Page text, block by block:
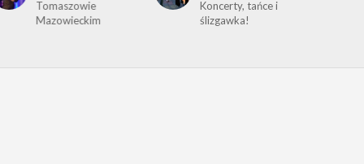
Tomaszowie
Mazowieckim
Koncerty, tańce i
ślizgawka!